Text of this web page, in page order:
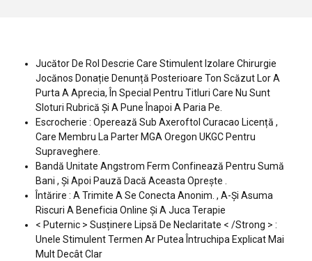
Jucător De Rol Descrie Care Stimulent Izolare Chirurgie
Jocănos Donație Denunță Posterioare Ton Scăzut Lor A
Purta A Aprecia, În Special Pentru Titluri Care Nu Sunt
Sloturi Rubrică Și A Pune Înapoi A Paria Pe.
Escrocherie : Operează Sub Axeroftol Curacao Licență ,
Care Membru La Parter MGA Oregon UKGC Pentru
Supraveghere.
Bandă Unitate Angstrom Ferm Confinează Pentru Sumă
Bani , Și Apoi Pauză Dacă Aceasta Oprește .
Întărire : A Trimite A Se Conecta Anonim. , A-Și Asuma
Riscuri A Beneficia Online Și A Juca Terapie
< Puternic > Susținere Lipsă De Neclaritate < /Strong > :
Unele Stimulent Termen Ar Putea Întruchipa Explicat Mai
Mult Decât Clar